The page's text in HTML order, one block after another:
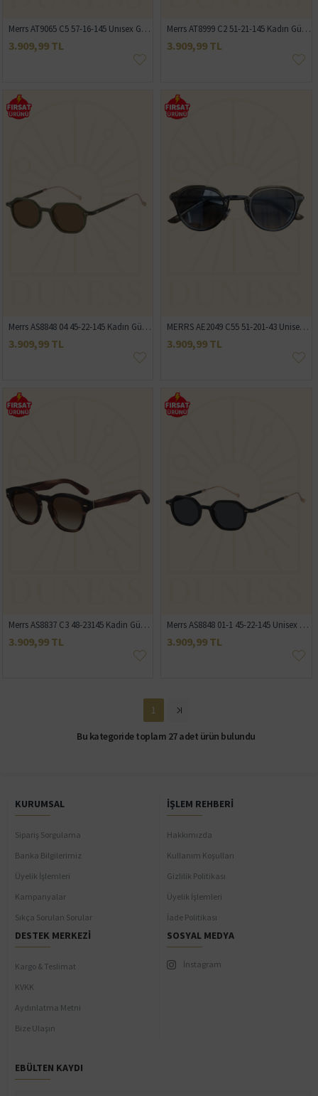
Merrs AT9065 C5 57-16-145 Unısex Güneş Gözlüğü
3.909,99 TL
Merrs AT8999 C2 51-21-145 Kadın Güneş Gözlüğü
3.909,99 TL
Merrs AS8848 04 45-22-145 Kadın Güneş Gözlüğü
3.909,99 TL
MERRS AE2049 C55 51-201-43 Unisex Güneş Gözlüğü
3.909,99 TL
Merrs AS8837 C3 48-23145 Kadin Günes Gözlügü
3.909,99 TL
Merrs AS8848 01-1 45-22-145 Unisex Güneş Gözlüğü
3.909,99 TL
1
Bu kategoride toplam 27 adet ürün bulundu
KURUMSAL
Sipariş Sorgulama
Banka Bilgilerimiz
Üyelik İşlemleri
Kampanyalar
Sıkça Sorulan Sorular
İŞLEM REHBERI
Hakkımızda
Kullanım Koşulları
Gizlilik Politikası
Üyelik İşlemleri
İade Politikası
DESTEK MERKEZI
Kargo & Teslimat
KVKK
Aydınlatma Metni
Bize Ulaşın
SOSYAL MEDYA
İnstagram
EBÜLTEN KAYDI